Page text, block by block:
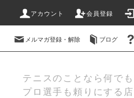
アカウント 会員登録
メルマガ登録・解除 ブログ
テニスのことなら何でも
プロ選手も頼りにする